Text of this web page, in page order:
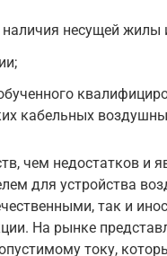
несущей жилы
кабельных
чем недостатков и
для устройства
так и
На рынке
току,